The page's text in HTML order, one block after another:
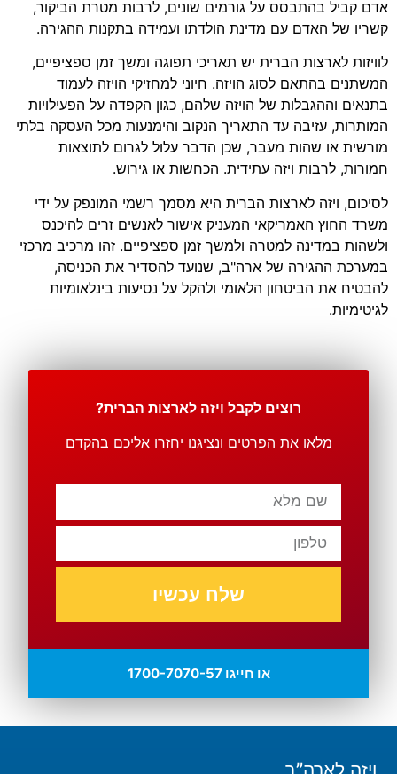
אדם קביל בהתבסס על גורמים שונים, לרבות מטרת הביקור,
קשריו של האדם עם מדינת הולדתו ועמידה בתקנות ההגירה.
לוויזות לארצות הברית יש תאריכי תפוגה ומשך זמן ספציפיים,
המשתנים בהתאם לסוג הויזה. חיוני למחזיקי הויזה לעמוד
בתנאים וההגבלות של הויזה שלהם, כגון הקפדה על הפעילויות
המותרות, עזיבה עד התאריך הנקוב והימנעות מכל העסקה בלתי
מורשית או שהות מעבר, שכן הדבר עלול לגרום לתוצאות
חמורות, לרבות ויזה עתידית. הכחשות או גירוש.
לסיכום, ויזה לארצות הברית היא מסמך רשמי המונפק על ידי
משרד החוץ האמריקאי המעניק אישור לאנשים זרים להיכנס
ולשהות במדינה למטרה ולמשך זמן ספציפיים. זהו מרכיב מרכזי
במערכת ההגירה של ארה"ב, שנועד להסדיר את הכניסה,
להבטיח את הביטחון הלאומי ולהקל על נסיעות בינלאומיות
לגיטימיות.
רוצים לקבל ויזה לארצות הברית?
מלאו את הפרטים ונציגנו יחזרו אליכם בהקדם
שלח עכשיו
או חייגו 1700-7070-57